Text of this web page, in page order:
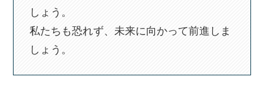
しょう。
私たちも恐れず、未来に向かって前進しま
しょう。